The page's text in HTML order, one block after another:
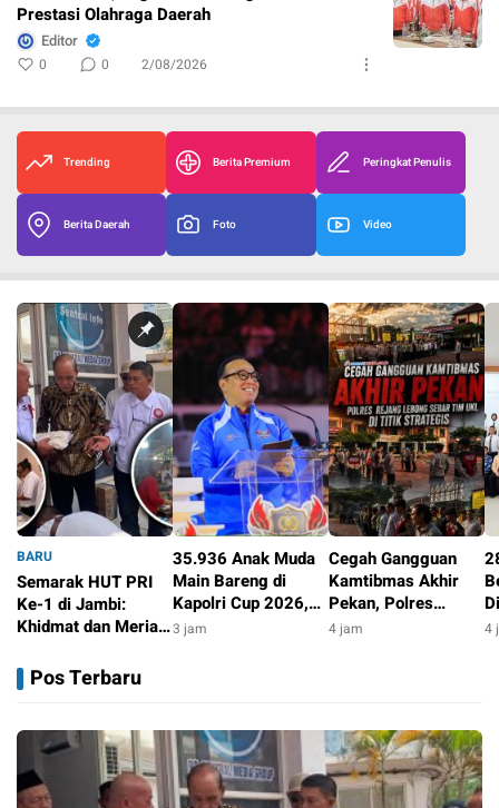
Prestasi Olahraga Daerah
Editor
0 0 2/08/2026
Trending Berita Premium Peringkat Penulis
Berita Daerah Foto Video
BARU
Semarak HUT PRI
Ke-1 di Jambi:
Khidmat dan Meriah
35.936 Anak Muda
Main Bareng di
Kapolri Cup 2026,
Wakapolri: Jangan
3 jam
Cegah Gangguan
Kamtibmas Akhir
Pekan, Polres
Rejang Lebong
4 jam 4
Pos Terbaru